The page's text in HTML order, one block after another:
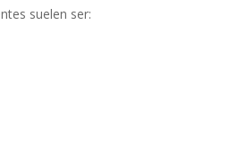
suelen ser: